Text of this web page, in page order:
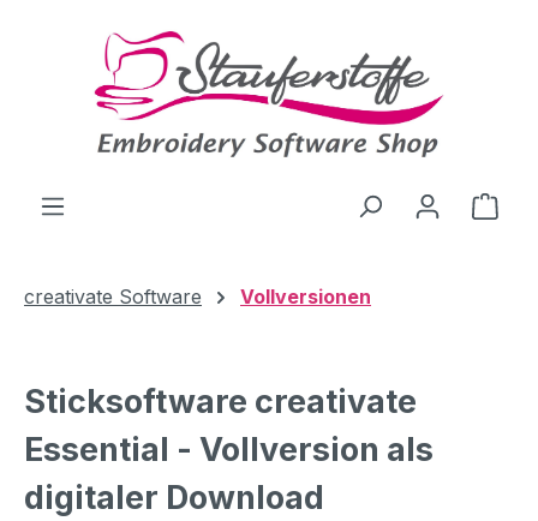
Zum Hauptinhalt springen
creativate Software Vollversionen
Sticksoftware creativate
Essential - Vollversion als
digitaler Download